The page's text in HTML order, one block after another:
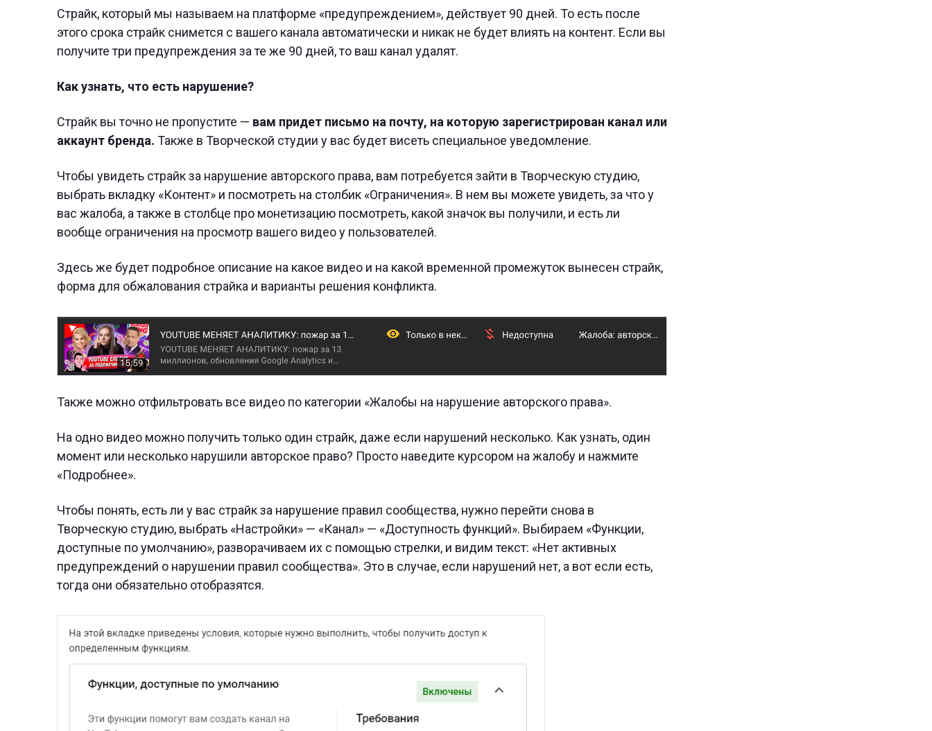
Страйк, который мы называем на платформе «предупреждением», действует 90 дней. То есть после
этого срока страйк снимется с вашего канала автоматически и никак не будет влиять на контент. Если вы
получите три предупреждения за те же 90 дней, то ваш канал удалят.
Как узнать, что есть нарушение?
Страйк вы точно не пропустите — вам придет письмо на почту, на которую зарегистрирован канал или
аккаунт бренда. Также в Творческой студии у вас будет висеть специальное уведомление.
Чтобы увидеть страйк за нарушение авторского права, вам потребуется зайти в Творческую студию,
выбрать вкладку «Контент» и посмотреть на столбик «Ограничения». В нем вы можете увидеть, за что у
вас жалоба, а также в столбце про монетизацию посмотреть, какой значок вы получили, и есть ли
вообще ограничения на просмотр вашего видео у пользователей.
Здесь же будет подробное описание на какое видео и на какой временной промежуток вынесен страйк,
форма для обжалования страйка и варианты решения конфликта.
Также можно отфильтровать все видео по категории «Жалобы на нарушение авторского права».
На одно видео можно получить только один страйк, даже если нарушений несколько. Как узнать, один
момент или несколько нарушили авторское право? Просто наведите курсором на жалобу и нажмите
«Подробнее».
Чтобы понять, есть ли у вас страйк за нарушение правил сообщества, нужно перейти снова в
Творческую студию, выбрать «Настройки» — «Канал» — «Доступность функций». Выбираем «Функции,
доступные по умолчанию», разворачиваем их с помощью стрелки, и видим текст: «Нет активных
предупреждений о нарушении правил сообщества». Это в случае, если нарушений нет, а вот если есть,
тогда они обязательно отобразятся.